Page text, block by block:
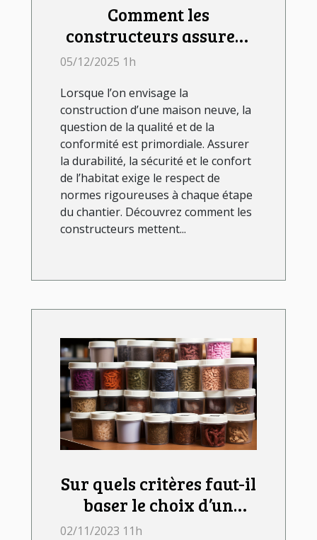
Comment les
constructeurs assurent
la qualité et la
neuves ?
05/12/2025 1h
Lorsque l’on envisage la
construction d’une maison neuve, la
question de la qualité et de la
conformité est primordiale. Assurer
la durabilité, la sécurité et le confort
de l’habitat exige le respect de
normes rigoureuses à chaque étape
du chantier. Découvrez comment les
constructeurs mettent...
Sur quels critères faut-il
baser le choix d’un
lombricomposteur ?
02/11/2023 11h